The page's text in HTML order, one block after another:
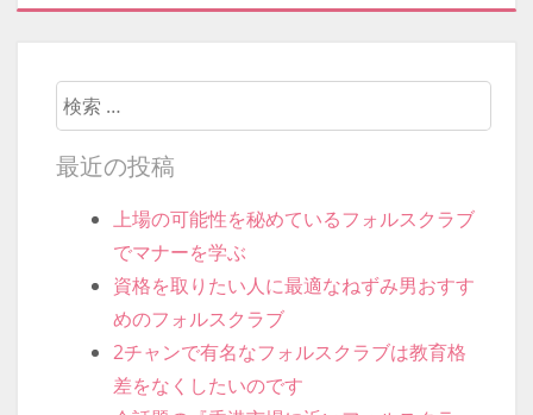
渉しないといけないので、やはり日常会話くらい
は何倍も楽しむ
つけるのは意外と簡単なのです。